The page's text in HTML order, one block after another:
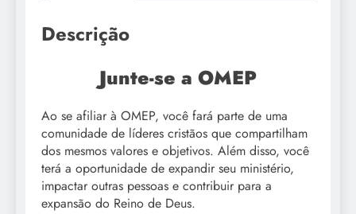
Descrição
Junte-se a OMEP
Ao se afiliar à OMEP, você fará parte de uma
comunidade de líderes cristãos que compartilham
dos mesmos valores e objetivos. Além disso, você
terá a oportunidade de expandir seu ministério,
impactar outras pessoas e contribuir para a
expansão do Reino de Deus.